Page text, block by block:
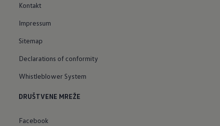
Kontakt
Impressum
Sitemap
Declarations of conformity
Whistleblower System
DRUŠTVENE MREŽE
Facebook